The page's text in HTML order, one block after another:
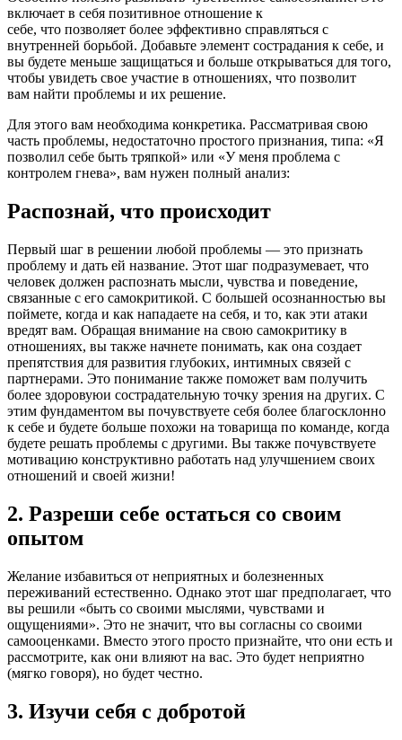
включает в себя позитивное отношение к
себе, что позволяет более эффективно справляться с
внутренней борьбой. Добавьте элемент сострадания к себе, и
вы будете меньше защищаться и больше открываться для того,
чтобы увидеть свое участие в отношениях, что позволит
вам найти проблемы и их решение.
Для этого вам необходима конкретика. Рассматривая свою
часть проблемы, недостаточно простого признания, типа: «Я
позволил себе быть тряпкой» или «У меня проблема с
контролем гнева», вам нужен полный анализ:
Распознай, что происходит
Первый шаг в решении любой проблемы — это признать
проблему и дать ей название. Этот шаг подразумевает, что
человек должен распознать мысли, чувства и поведение,
связанные с его самокритикой. С большей осознанностью вы
поймете, когда и как нападаете на себя, и то, как эти атаки
вредят вам. Обращая внимание на свою самокритику в
отношениях, вы также начнете понимать, как она создает
препятствия для развития глубоких, интимных связей с
партнерами. Это понимание также поможет вам получить
более здоровуюи сострадательную точку зрения на других. С
этим фундаментом вы почувствуете себя более благосклонно
к себе и будете больше похожи на товарища по команде, когда
будете решать проблемы с другими. Вы также почувствуете
мотивацию конструктивно работать над улучшением своих
отношений и своей жизни!
2. Разреши себе остаться со своим
опытом
Желание избавиться от неприятных и болезненных
переживаний естественно. Однако этот шаг предполагает, что
вы решили «быть со своими мыслями, чувствами и
ощущениями». Это не значит, что вы согласны со своими
самооценками. Вместо этого просто признайте, что они есть и
рассмотрите, как они влияют на вас. Это будет неприятно
(мягко говоря), но будет честно.
3. Изучи себя с добротой